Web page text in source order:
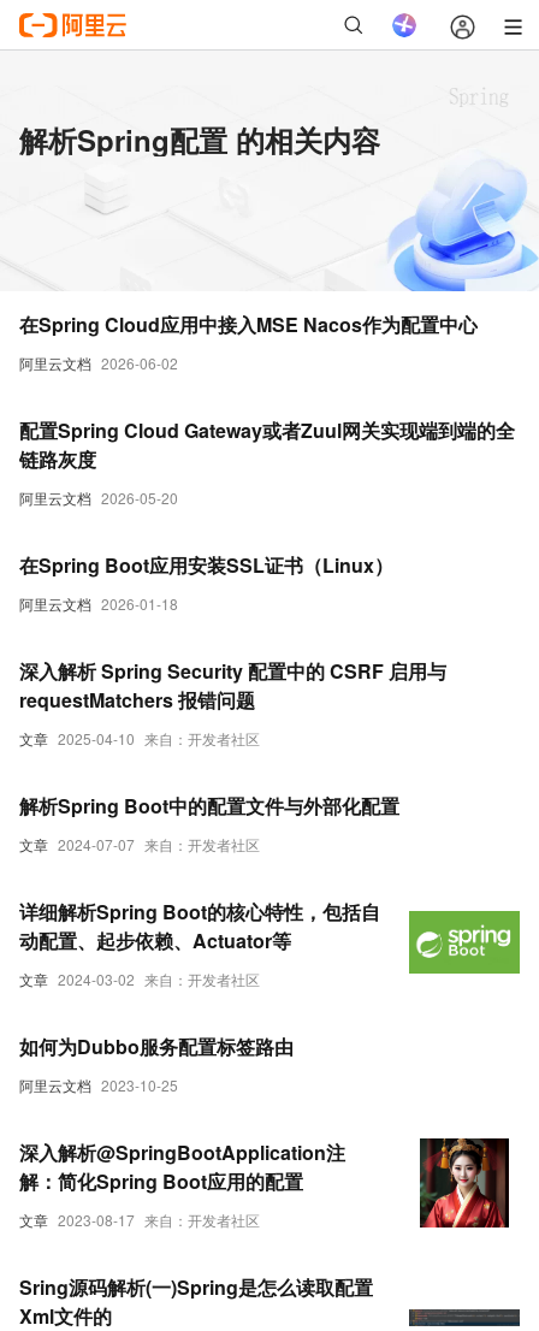
解析Spring配置 的相关内容
阿里云文档 2026-06-02
在Spring Cloud应用中接入MSE Nacos作为配置中心
阿里云文档 2026-05-20
配置Spring Cloud Gateway或者Zuul网关实现端到端的全
链路灰度
阿里云文档 2026-01-18
在Spring Boot应用安装SSL证书（Linux）
文章 2025-04-10 来自：开发者社区
深入解析 Spring Security 配置中的 CSRF 启用与
requestMatchers 报错问题
文章 2024-07-07 来自：开发者社区
解析Spring Boot中的配置文件与外部化配置
文章 2024-03-02 来自：开发者社区
详细解析Spring Boot的核心特性，包括自
动配置、起步依赖、Actuator等
阿里云文档 2023-10-25
如何为Dubbo服务配置标签路由
文章 2023-08-17 来自：开发者社区
深入解析@SpringBootApplication注
解：简化Spring Boot应用的配置
Sring源码解析(一)Spring是怎么读取配置
Xml文件的